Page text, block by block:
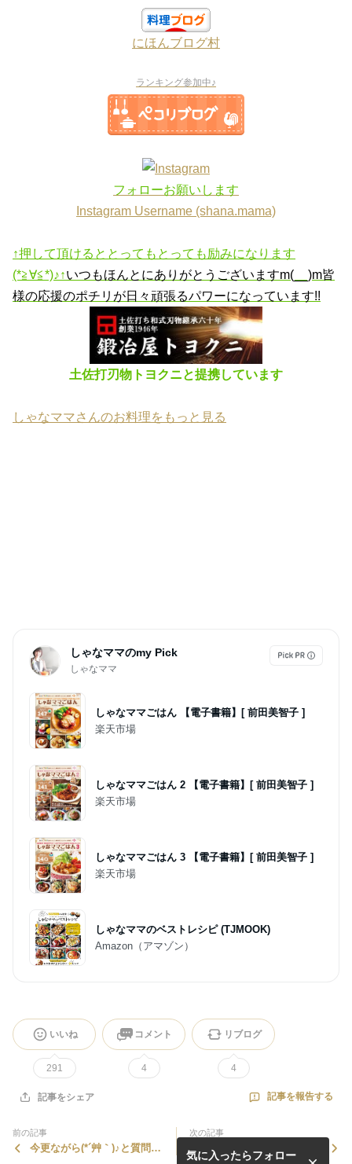
にほんブログ村
ランキング参加中♪
フォローお願いします
Instagram Username (shana.mama)
↑押して頂けるととってもとっても励みになります
(*≧∀≦*)♪↑いつもほんとにありがとうございますm(__)m皆
様の応援のポチリが日々頑張るパワーになっています!!
土佐打刃物トヨクニと提携しています
しゃなママさんのお料理をもっと見る
しゃなママのmy Pick
しゃなママ
しゃなママごはん 【電子書籍】[ 前田美智子 ]
楽天市場
しゃなママごはん 2 【電子書籍】[ 前田美智子 ]
楽天市場
しゃなママごはん 3 【電子書籍】[ 前田美智子 ]
楽天市場
しゃなママのベストレシピ (TJMOOK)
Amazon（アマゾン）
いいね
291
コメント
4
リブログ
4
記事をシェア 記事を報告する
前の記事
今更ながら(*´艸｀)♪と質問に
次の記事
お知らせ♪と朝食にはハムエ
ッグ………実は (*´艸｀)ｷｬ
気に入ったらフォロー